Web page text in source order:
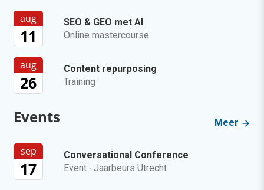
aug
11
SEO & GEO met AI
Online mastercourse
aug
26
Content repurposing
Training
Events Meer
sep
17
Conversational Conference
Event · Jaarbeurs Utrecht